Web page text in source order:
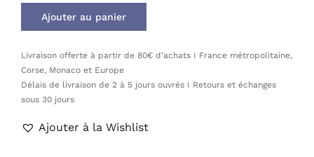
Ajouter au panier
Livraison offerte à partir de 80€ d’achats I France métropolitaine,
Corse, Monaco et Europe
Délais de livraison de 2 à 5 jours ouvrés I Retours et échanges
sous 30 jours
Ajouter à la Wishlist